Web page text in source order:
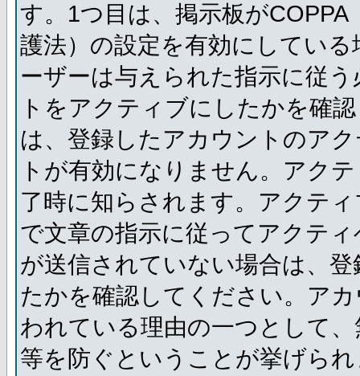
す。1つ目は、掲示板が
護法）の設定を有効にしてい
ーザーは与えられた指示に従
トをアクティブにしたかを確
は、登録したアカウントのア
トが有効になりません。アク
了時に知らされます。アクテ
で文章の指示に従ってアクテ
が送信されていない場合は、
たかを確認してください。ア
われている理由の一つとして
等を防ぐということが挙げら